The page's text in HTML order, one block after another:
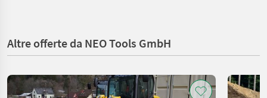
Altre offerte da NEO Tools GmbH